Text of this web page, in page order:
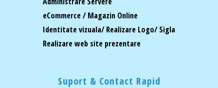
eCommerce / Magazin Online
Identitate vizuala/ Realizare Logo/ Sigla
Realizare web site prezentare
Suport & Contact Rapid